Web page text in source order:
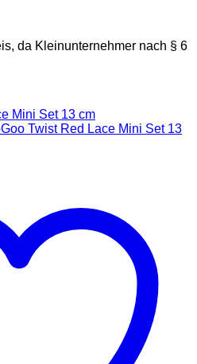
da Kleinunternehmer nach § 6